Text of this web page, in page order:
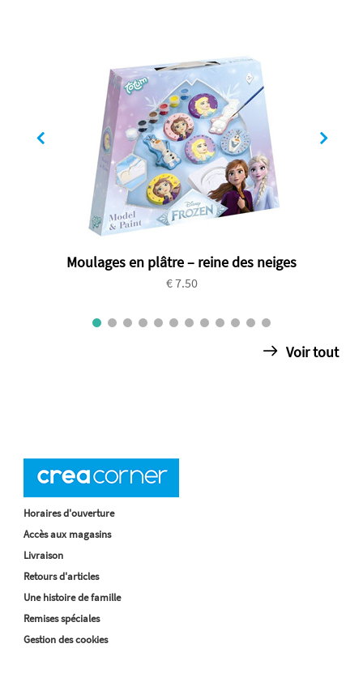
Moulages en plâtre – reine des neiges
€ 7.50
Voir tout
Horaires d'ouverture
Accès aux magasins
Livraison
Retours d'articles
Une histoire de famille
Remises spéciales
Gestion des cookies